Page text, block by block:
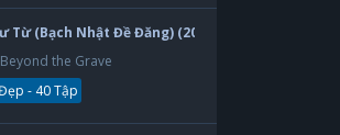
Từ (Bạch Nhật Đề Đăng) (2026)
the Grave
- 40 Tập